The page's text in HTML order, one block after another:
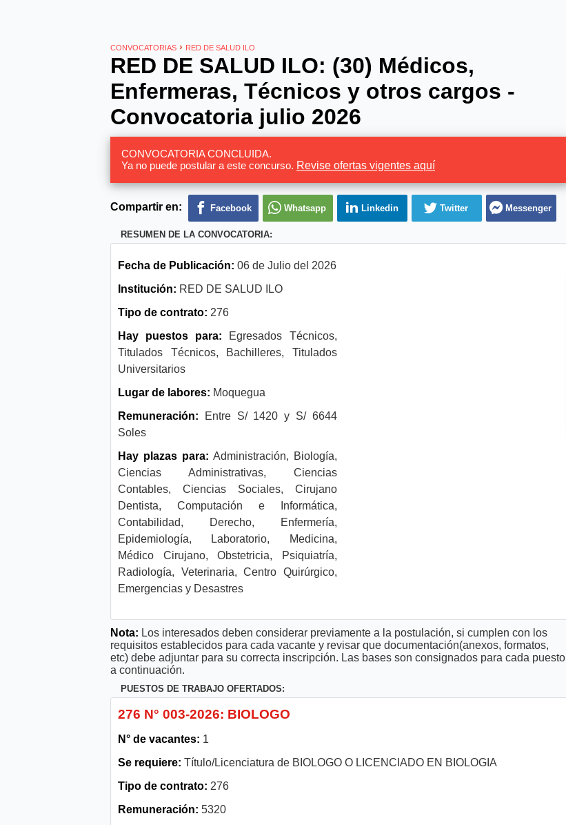
CONVOCATORIAS › RED DE SALUD ILO
RED DE SALUD ILO: (30) Médicos,
Enfermeras, Técnicos y otros cargos -
Convocatoria julio 2026
CONVOCATORIA CONCLUIDA.
Ya no puede postular a este concurso. Revise ofertas vigentes aquí
Compartir en: Facebook Whatsapp Linkedin Twitter Messenger
RESUMEN DE LA CONVOCATORIA:
Fecha de Publicación: 06 de Julio del 2026
Institución: RED DE SALUD ILO
Tipo de contrato: 276
Hay puestos para: Egresados Técnicos,
Titulados Técnicos, Bachilleres, Titulados
Universitarios
Lugar de labores: Moquegua
Remuneración:
Entre S/ 1420 y S/ 6644
Soles
Hay plazas para: Administración, Biología,
Ciencias Administrativas, Ciencias
Contables, Ciencias Sociales, Cirujano
Dentista, Computación e Informática,
Contabilidad, Derecho, Enfermería,
Epidemiología, Laboratorio, Medicina,
Médico Cirujano, Obstetricia, Psiquiatría,
Radiología, Veterinaria, Centro Quirúrgico,
Emergencias y Desastres
Nota: Los interesados deben considerar previamente a la postulación, si cumplen con los
requisitos establecidos para cada vacante y revisar que documentación(anexos, formatos,
etc) debe adjuntar para su correcta inscripción. Las bases son consignados para cada puesto
a continuación.
PUESTOS DE TRABAJO OFERTADOS:
276 N° 003-2026: BIOLOGO
N° de vacantes: 1
Se requiere: Título/Licenciatura de BIOLOGO O LICENCIADO EN BIOLOGIA
Tipo de contrato: 276
Remuneración: 5320